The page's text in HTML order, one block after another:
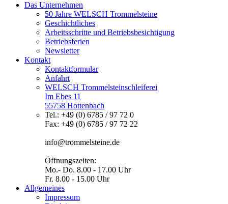
Das Unternehmen
50 Jahre WELSCH Trommelsteine
Geschichtliches
Arbeitsschritte und Betriebsbesichtigung
Betriebsferien
Newsletter
Kontakt
Kontaktformular
Anfahrt
WELSCH Trommelsteinschleiferei
Im Ebes 11
55758 Hottenbach
Tel.: +49 (0) 6785 / 97 72 0
Fax: +49 (0) 6785 / 97 72 22
info@trommelsteine.de
Öffnungszeiten:
Mo.- Do. 8.00 - 17.00 Uhr
Fr. 8.00 - 15.00 Uhr
Allgemeines
Impressum